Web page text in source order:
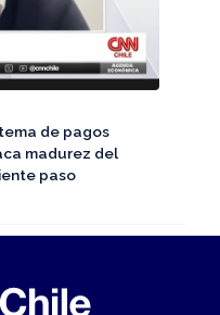
de pagos
madurez del
paso